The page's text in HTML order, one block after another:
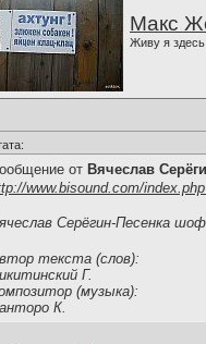
Макс
Живу я здесь
от Вячеслав
www.bisound.com/
Серёгин-Песенка
текста (слов):
Г.
(музыка):
К.